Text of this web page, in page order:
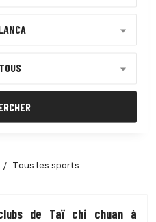
Tous les sports
de Taï chi chuan à